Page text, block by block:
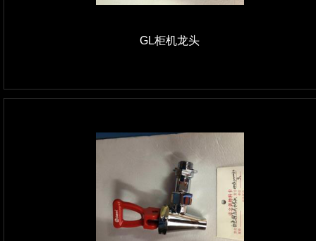
GL柜机龙头